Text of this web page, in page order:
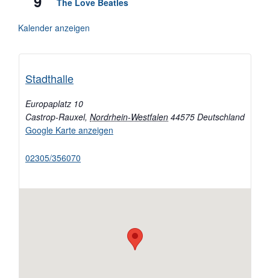
The Love Beatles
Kalender anzeigen
Stadthalle
Europaplatz 10
Castrop-Rauxel, Nordrhein-Westfalen 44575 Deutschland
Google Karte anzeigen
02305/356070